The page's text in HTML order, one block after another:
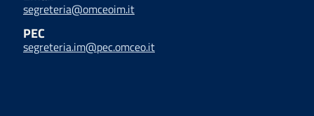
segreteria@omceoim.it
PEC
segreteria.im@pec.omceo.it